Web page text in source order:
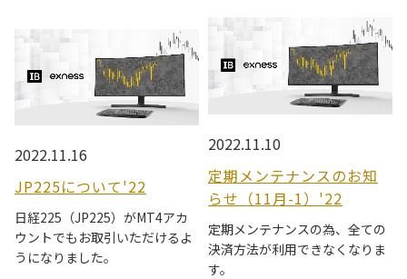
2022.11.16
JP225について'22
日経225（JP225）がMT4アカ
ウントでもお取引いただけるよ
うになりました。
2022.11.10
定期メンテナンスのお知
らせ（11月-1）'22
定期メンテナンスの為、全ての
決済方法が利用できなくなりま
す。